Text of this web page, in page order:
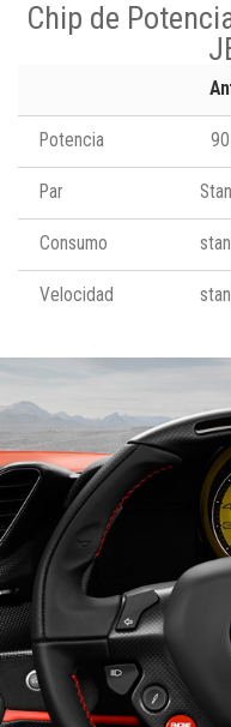
Chip de
Potencia
Par
Consumo
Velocidad